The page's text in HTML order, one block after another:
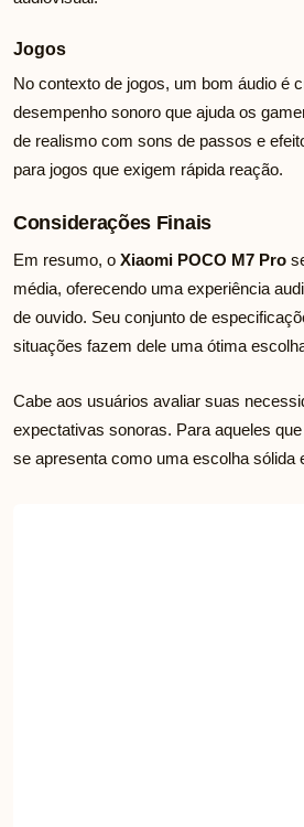
Jogos
No contexto de jogos, um bom áudio é
desempenho sonoro que ajuda os
de realismo com sons de passos e
para jogos que exigem rápida reação.
Considerações Finais
Em resumo, o Xiaomi POCO M7 Pro
média, oferecendo uma experiência
de ouvido. Seu conjunto de
situações fazem dele uma ótima
Cabe aos usuários avaliar suas
expectativas sonoras. Para aqueles
se apresenta como uma escolha sólida